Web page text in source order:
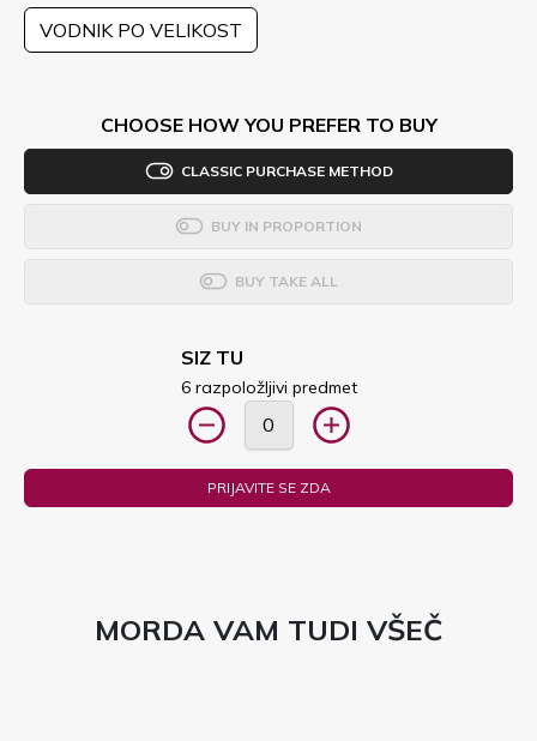
VODNIK PO VELIKOST
CHOOSE HOW YOU PREFER TO BUY
CLASSIC PURCHASE METHOD
BUY IN PROPORTION
BUY TAKE ALL
SIZ TU
6 razpoložljivi predmet
PRIJAVITE SE ZDA
MORDA VAM TUDI VŠEČ